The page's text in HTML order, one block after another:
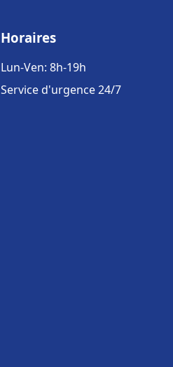
Horaires
Lun-Ven: 8h-19h
Service d'urgence 24/7